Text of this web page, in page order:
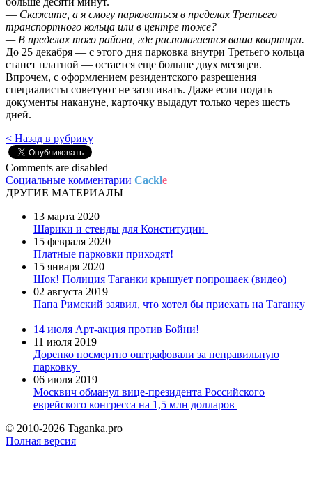
— Скажите, а я смогу парковаться в пределах Третьего
транспортного кольца или в центре тоже?
— В пределах того района, где располагается ваша квартира.
До 25 декабря — с этого дня парковка внутри Третьего кольца
станет платной — остается еще больше двух месяцев.
Впрочем, с оформлением резидентского разрешения
специалисты советуют не затягивать. Даже если подать
документы накануне, карточку выдадут только через шесть
дней.
< Назад в рубрику
Comments are disabled
Социальные комментарии Cackle
ДРУГИЕ МАТЕРИАЛЫ
13 марта 2020
Шарики и стенды для Конституции
15 февраля 2020
Платные парковки приходят!
15 января 2020
Шок! Полиция Таганки крышует попрошаек (видео)
02 августа 2019
Папа Римский заявил, что хотел бы приехать на Таганку
14 июля Арт-акция против Бойни!
11 июля 2019
Доренко посмертно оштрафовали за неправильную
парковку
06 июля 2019
Москвич обманул вице-президента Российского
еврейского конгресса на 1,5 млн долларов
© 2010-2026 Taganka.pro
Полная версия